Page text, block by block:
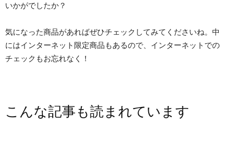
いかがでしたか？
気になった商品があればぜひチェックしてみてくださいね。中
にはインターネット限定商品もあるので、インターネットでの
チェックもお忘れなく！
こんな記事も読まれています